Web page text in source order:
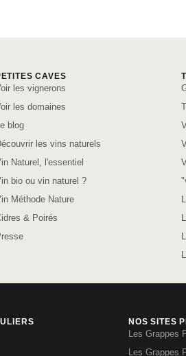
CAVES
les vignerons
les domaines
blog
les vins naturels
Naturel, l'essentiel
bio ou vin naturel ?
Méthode Nature
& Poirés
NOS SITES
Les Grappes
Les Grappes